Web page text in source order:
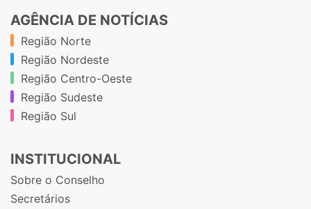
AGÊNCIA DE NOTÍCIAS
Região Norte
Região Nordeste
Região Centro-Oeste
Região Sudeste
Região Sul
INSTITUCIONAL
Sobre o Conselho
Secretários